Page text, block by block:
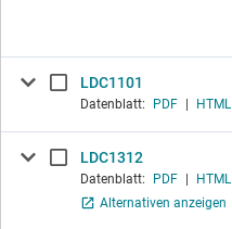
LDC1101
Datenblatt: PDF HTML
LDC1312
Datenblatt: PDF
HTML
Alternativen anzeigen